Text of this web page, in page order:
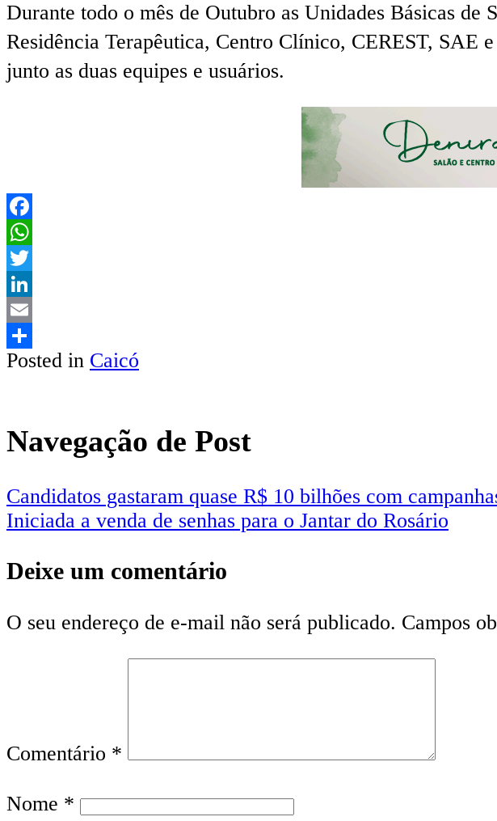
Durante todo o mês de Outubro as Unidades Básicas
Residência Terapêutica, Centro Clínico, CEREST, SAE
junto as duas equipes e usuários.
Facebook
WhatsApp
Twitter
LinkedIn
Email
Share
Posted in Caicó
Navegação de Post
Candidatos gastaram quase R$ 10 bilhões com
Iniciada a venda de senhas para o Jantar do Rosário
Deixe um comentário
O seu endereço de e-mail não será publicado. Campos
Comentário *
Nome *